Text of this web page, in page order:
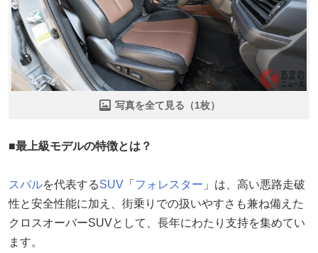
写真を全て見る（1枚）
■最上級モデルの特徴とは？
スバルを代表するSUV 「 フォレスター 」は、高い悪路走破
性と安全性能に加え、街乗りでの扱いやすさも兼ね備えた
クロスオーバーSUVとして、長年にわたり支持を集めてい
ます。